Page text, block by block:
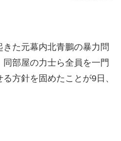
た元幕内北青鵬の暴力問
部屋の力士ら全員を一門
方針を固めたことが9日、